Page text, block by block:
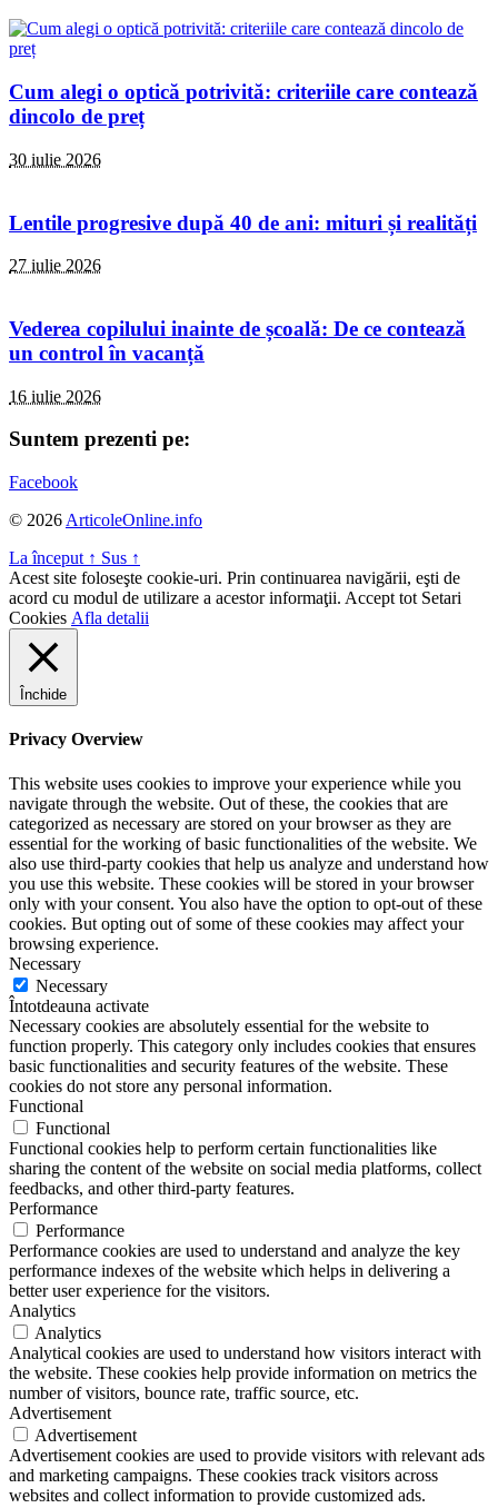
Cum alegi o optică potrivită: criteriile care contează
dincolo de preț
30 iulie 2026
Lentile progresive după 40 de ani: mituri și realități
27 iulie 2026
Vederea copilului inainte de școală: De ce contează
un control în vacanță
16 iulie 2026
Suntem prezenti pe:
Facebook
© 2026 ArticoleOnline.info
La început ↑ Sus ↑
Acest site foloseşte cookie-uri. Prin continuarea navigării, eşti de
acord cu modul de utilizare a acestor informaţii. Accept tot Setari
Cookies Afla detalii
Închide
Privacy Overview
This website uses cookies to improve your experience while you
navigate through the website. Out of these, the cookies that are
categorized as necessary are stored on your browser as they are
essential for the working of basic functionalities of the website. We
also use third-party cookies that help us analyze and understand how
you use this website. These cookies will be stored in your browser
only with your consent. You also have the option to opt-out of these
cookies. But opting out of some of these cookies may affect your
browsing experience.
Necessary
Necessary
Întotdeauna activate
Necessary cookies are absolutely essential for the website to
function properly. This category only includes cookies that ensures
basic functionalities and security features of the website. These
cookies do not store any personal information.
Functional
Functional
Functional cookies help to perform certain functionalities like
sharing the content of the website on social media platforms, collect
feedbacks, and other third-party features.
Performance
Performance
Performance cookies are used to understand and analyze the key
performance indexes of the website which helps in delivering a
better user experience for the visitors.
Analytics
Analytics
Analytical cookies are used to understand how visitors interact with
the website. These cookies help provide information on metrics the
number of visitors, bounce rate, traffic source, etc.
Advertisement
Advertisement
Advertisement cookies are used to provide visitors with relevant ads
and marketing campaigns. These cookies track visitors across
websites and collect information to provide customized ads.